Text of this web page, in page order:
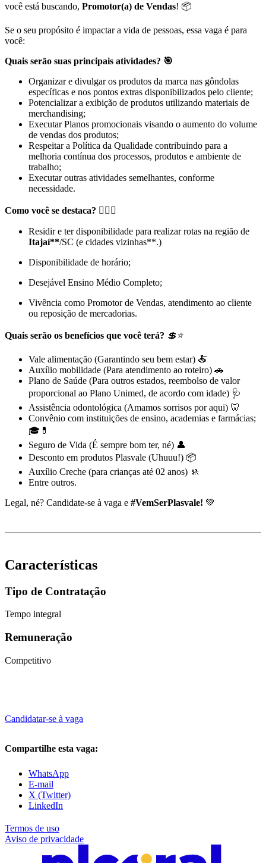
você está buscando, Promotor(a) de Vendas! 📦
Se o seu propósito é impactar a vida de pessoas, essa vaga é para
você:
Quais serão suas principais atividades? 🎯
Organizar e divulgar os produtos da marca nas gôndolas
específicas e nos pontos extras disponibilizados pelo cliente;
Potencializar a exibição de produtos utilizando materiais de
merchandising;
Executar Planos promocionais visando o aumento do volume
de vendas dos produtos;
Respeitar a Política da Qualidade contribuindo para a
melhoria contínua dos processos, produtos e ambiente de
trabalho;
Executar outras atividades semelhantes, conforme
necessidade.
Como você se destaca? 🙋🏻‍♀️
Residir e ter disponibilidade para realizar rotas na região de
Itajaí**/SC (e cidades vizinhas**.)
Disponibilidade de horário;
Desejável Ensino Médio Completo;
Vivência como Promotor de Vendas, atendimento ao cliente
ou reposição de mercadorias.
Quais serão os benefícios que você terá? 💲⭐
Vale alimentação (Garantindo seu bem estar) 🍝
Auxílio mobilidade (Para atendimento ao roteiro) 🚗
Plano de Saúde (Para outros estados, reembolso de valor
proporcional ao Plano Unimed, de acordo com idade) 🩺
Assistência odontológica (Amamos sorrisos por aqui) 🦷
Convênio com instituições de ensino, academias e farmácias;
🎓💊
Seguro de Vida (É sempre bom ter, né) 👤
Desconto em produtos Plasvale (Uhuuu!) 📦
Auxílio Creche (para crianças até 02 anos) 🚸
Entre outros.
Legal, né? Candidate-se à vaga e #VemSerPlasvale! 💚
Características
Tipo de Contratação
Tempo integral
Remuneração
Competitivo
Candidatar-se à vaga
Compartilhe esta vaga:
WhatsApp
E-mail
X (Twitter)
LinkedIn
Termos de uso
Aviso de privacidade